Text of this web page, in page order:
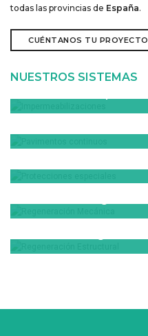
todas las provincias de España.
CUÉNTANOS TU PROYECTO
NUESTROS SISTEMAS